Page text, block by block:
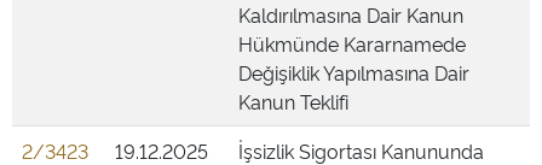
Kaldırılmasına Dair Kanun
Hükmünde Kararnamede
Değişiklik Yapılmasına Dair
Kanun Teklifi
2/3423
19.12.2025
İşsizlik Sigortası Kanununda